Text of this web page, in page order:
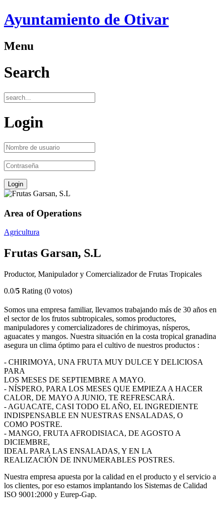
Ayuntamiento de Otivar
Menu
Search
Login
Area of Operations
Agricultura
Frutas Garsan, S.L
Productor, Manipulador y Comercializador de Frutas Tropicales
0.0/5 Rating (0 votos)
Somos una empresa familiar, llevamos trabajando más de 30 años en
el sector de los frutos subtropicales, somos productores,
manipuladores y comercializadores de chirimoyas, nísperos,
aguacates y mangos. Nuestra situación en la costa tropical granadina
asegura un clima óptimo para el cultivo de nuestros productos :
- CHIRIMOYA, UNA FRUTA MUY DULCE Y DELICIOSA
PARA
LOS MESES DE SEPTIEMBRE A MAYO.
- NÍSPERO, PARA LOS MESES QUE EMPIEZA A HACER
CALOR, DE MAYO A JUNIO, TE REFRESCARÁ.
- AGUACATE, CASI TODO EL AÑO, EL INGREDIENTE
INDISPENSABLE EN NUESTRAS ENSALADAS, O
COMO POSTRE.
- MANGO, FRUTA AFRODISIACA, DE AGOSTO A
DICIEMBRE,
IDEAL PARA LAS ENSALADAS, Y EN LA
REALIZACIÓN DE INNUMERABLES POSTRES.
Nuestra empresa apuesta por la calidad en el producto y el servicio a
los clientes, por eso estamos implantando los Sistemas de Calidad
ISO 9001:2000 y Eurep-Gap.